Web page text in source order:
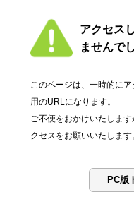
アクセス
ませんで
このページは、一時的に
用のURLになります。
ご不便をおかけいたしま
クセスをお願いいたします
PC版